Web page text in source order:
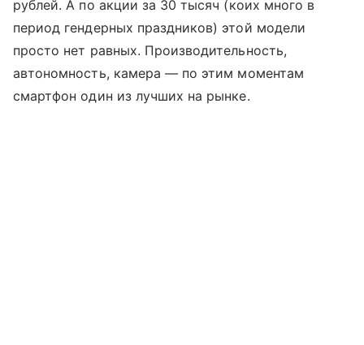
рублей. А по акции за 30 тысяч (коих много в
период гендерных праздников) этой модели
просто нет равных. Производительность,
автономность, камера — по этим моментам
смартфон один из лучших на рынке.